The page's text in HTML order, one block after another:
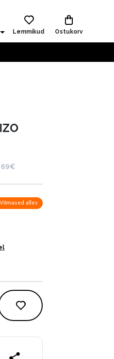
Lemmikud Ostukorv
69€
Viimased alles